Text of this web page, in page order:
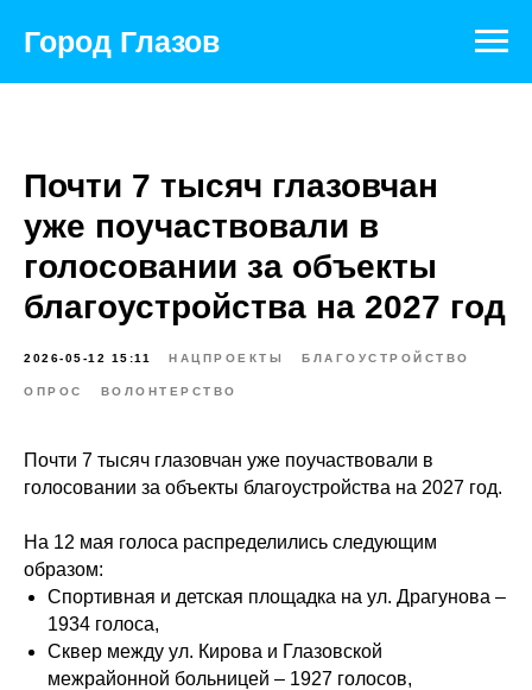
Город Глазов
Почти 7 тысяч глазовчан
уже поучаствовали в
голосовании за объекты
благоустройства на 2027 год
2026-05-12 15:11 НАЦПРОЕКТЫ БЛАГОУСТРОЙСТВО
ОПРОС ВОЛОНТЕРСТВО
Почти 7 тысяч глазовчан уже поучаствовали в
голосовании за объекты благоустройства на 2027 год.
На 12 мая голоса распределились следующим
образом:
Спортивная и детская площадка на ул. Драгунова –
1934 голоса,
Сквер между ул. Кирова и Глазовской
межрайонной больницей – 1927 голосов,